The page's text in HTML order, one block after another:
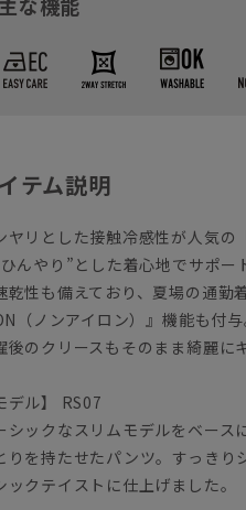
テム説明
ヤリとした接触冷感性が人気
んやり”とした着心地でサポ
乾性も備えており、夏場の通勤
（ノンアイロン）』機能も付
後のクリースもそのまま綺麗に
デル】 RS07
シックなスリムモデルをベース
りを持たせたパンツ。すっき
ックテイストに仕上げました。